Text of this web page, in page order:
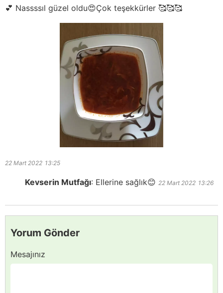
💕 Nassssıl güzel oldu😍Çok teşekkürler 🥰🥰🥰
22 Mart 2022 13:25
Kevserin Mutfağı: Ellerine sağlık😊 22 Mart 2022 13:26
Yorum Gönder
Mesajınız